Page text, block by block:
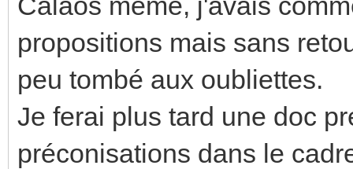
propositions mais sans
peu tombé aux oubliettes.
Je ferai plus tard une doc
préconisations dans le